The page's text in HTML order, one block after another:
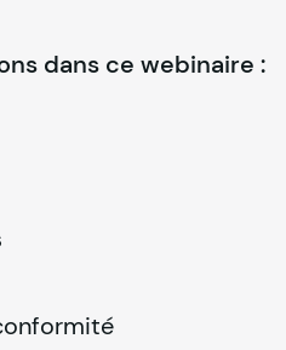
dans ce webinaire :